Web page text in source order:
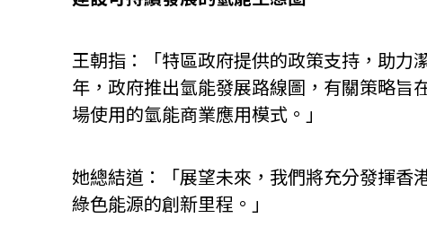
王朝指：「特區政府提供的政策支持，助力
年，政府推出氫能發展路線圖，有關策略旨
場使用的氫能商業應用模式。」
她總結道：「展望未來，我們將充分發揮香
綠色能源的創新里程。」